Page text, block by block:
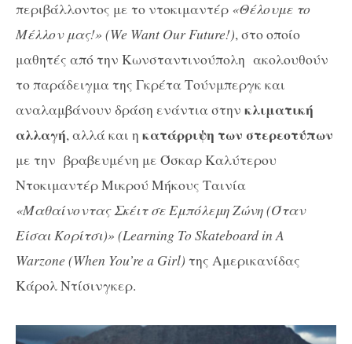
περιβάλλοντος με το ντοκιμαντέρ «Θέλουμε το
Μέλλον μας!» (We Want Our Future!), στο οποίο
μαθητές από την Κωνσταντινούπολη ακολουθούν
το παράδειγμα της Γκρέτα Τούνμπεργκ και
αναλαμβάνουν δράση ενάντια στην κλιματική
αλλαγή, αλλάκαι η κατάρριψη των στερεοτύπων
με την βραβευμένη με Όσκαρ Καλύτερου
Ντοκιμαντέρ Μικρού Μήκους Ταινία
«Μαθαίνοντας Σκέιτ σε Εμπόλεμη Ζώνη (Όταν
Είσαι Κορίτσι)» (Learning To Skateboard in A
Warzone (When You’re a Girl) της Αμερικανίδας
Κάρολ Ντίσινγκερ.